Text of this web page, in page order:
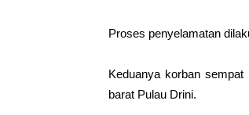
Proses penyelamatan
Keduanya korban
barat Pulau Drini.